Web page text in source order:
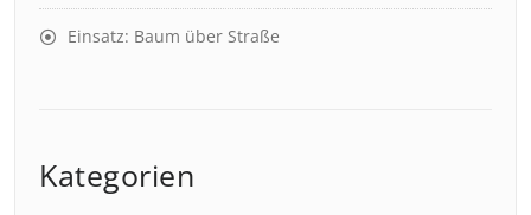
Einsatz: Baum über Straße
Kategorien